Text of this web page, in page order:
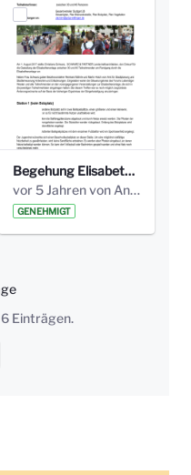
Begehung Elisabethenanlage 1.8.17_Protokoll .pdf
vor 5 Jahren von Anni Schlumberger
GENEHMIGT
Seite
6 Einträgen.